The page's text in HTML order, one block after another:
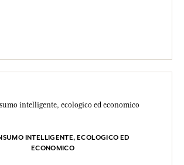
INTELLIGENTE, ECOLOGICO ED
ECONOMICO